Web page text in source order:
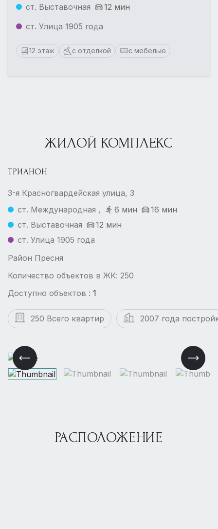
ст. Выставочная
12 мин
ст. Улица 1905 года
12 этаж с отделкой с мебелью
ЖИЛОЙ КОМПЛЕКС
ТРИАНОН
3-я Красногвардейская улица, 3
ст. Международная ,
6 мин
16 мин
ст. Выставочная
12 мин
ст. Улица 1905 года
Район Пресня
Количество объектов в ЖК: 250
Доступно объектов : 1
250 Всего квартир 2007 года
РАСПОЛОЖЕНИЕ